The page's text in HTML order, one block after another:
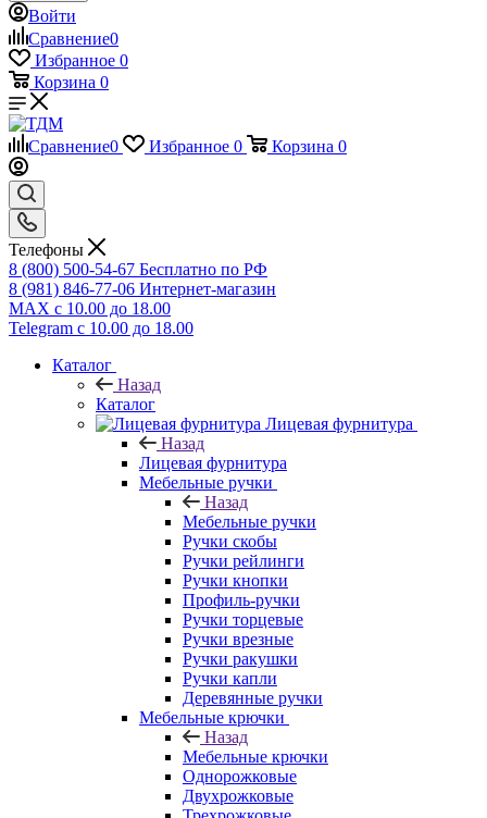
Войти
Сравнение0
Избранное 0
Корзина 0
Сравнение0 Избранное 0 Корзина 0
Телефоны
8 (800) 500-54-67 Бесплатно по РФ
8 (981) 846-77-06 Интернет-магазин
MAX с 10.00 до 18.00
Telegram с 10.00 до 18.00
Каталог
Назад
Каталог
Лицевая фурнитура
Назад
Лицевая фурнитура
Мебельные ручки
Назад
Мебельные ручки
Ручки скобы
Ручки рейлинги
Ручки кнопки
Профиль-ручки
Ручки торцевые
Ручки врезные
Ручки ракушки
Ручки капли
Деревянные ручки
Мебельные крючки
Назад
Мебельные крючки
Однорожковые
Двухрожковые